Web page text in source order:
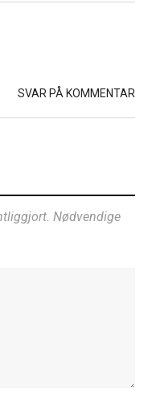
SVAR PÅ KOMMENTAR
Nødvendige